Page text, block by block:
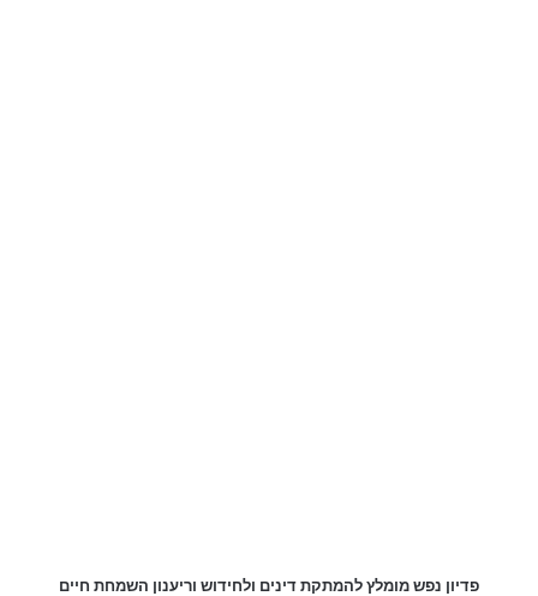
פדיון נפש מומלץ להמתקת דינים ולחידוש וריענון השמחת חיים